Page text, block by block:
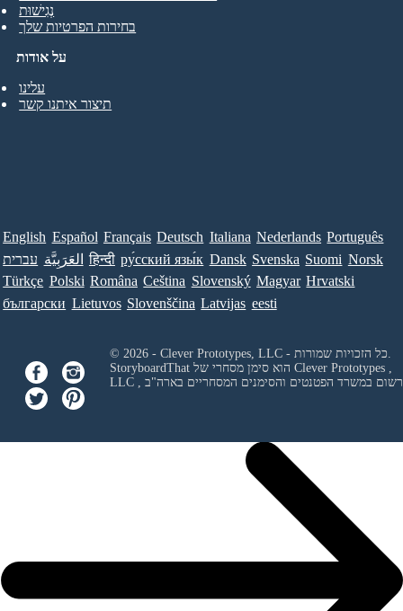
על אודות
עלינו
תיצור איתנו קשר
נְגִישׁוּת
בחירות הפרטיות שלך
English Español Français Deutsch Italiana Nederlands Português
עברית العَرَبِيَّة हिन्दी ру́сский язы́к Dansk Svenska Suomi Norsk
Türkçe Polski Româna Ceština Slovenský Magyar Hrvatski
български Lietuvos Slovenščina Latvijas eesti
Clever Prototypes ,
LLC
ורשום במשרד הפטנטים והסימנים המסחריים בארה"ב